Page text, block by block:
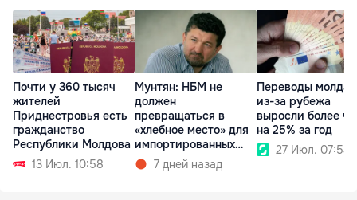
Почти у 360 тысяч
жителей
Приднестровья есть
гражданство
Республики Молдова
13 Июл. 10:58
Мунтян: НБМ не
должен
превращаться в
«хлебное место» для
импортированных
управленцев
7 дней назад
Переводы
из-за рубежа
выросли более
на 25% за год
27 Июл. 07:54